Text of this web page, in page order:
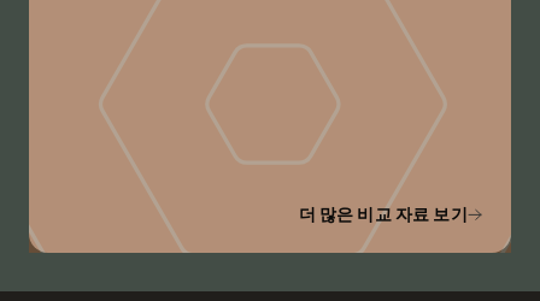
더 많은 비교 자료 보기